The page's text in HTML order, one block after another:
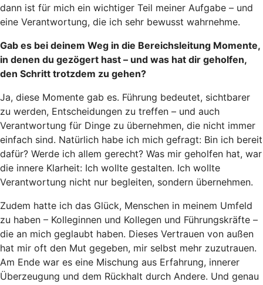
dann ist für mich ein wichtiger Teil meiner Aufgabe – und
eine Verantwortung, die ich sehr bewusst wahrnehme.
Gab es bei deinem Weg in die Bereichsleitung Momente,
in denen du gezögert hast – und was hat dir geholfen,
den Schritt trotzdem zu gehen?
Ja, diese Momente gab es. Führung bedeutet, sichtbarer
zu werden, Entscheidungen zu treffen – und auch
Verantwortung für Dinge zu übernehmen, die nicht immer
einfach sind. Natürlich habe ich mich gefragt: Bin ich bereit
dafür? Werde ich allem gerecht? Was mir geholfen hat, war
die innere Klarheit: Ich wollte gestalten. Ich wollte
Verantwortung nicht nur begleiten, sondern übernehmen.
Zudem hatte ich das Glück, Menschen in meinem Umfeld
zu haben – Kolleginnen und Kollegen und Führungskräfte –
die an mich geglaubt haben. Dieses Vertrauen von außen
hat mir oft den Mut gegeben, mir selbst mehr zuzutrauen.
Am Ende war es eine Mischung aus Erfahrung, innerer
Überzeugung und dem Rückhalt durch Andere. Und genau